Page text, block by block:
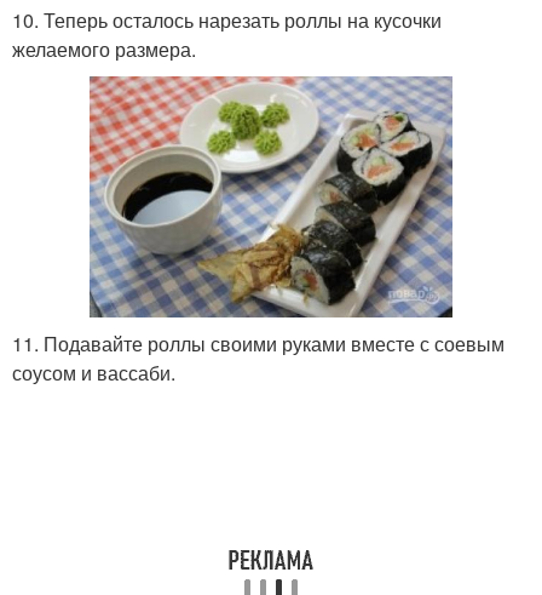
10. Теперь осталось нарезать роллы на кусочки
желаемого размера.
11. Подавайте роллы своими руками вместе с соевым
соусом и вассаби.